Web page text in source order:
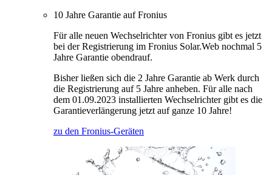
10 Jahre Garantie auf Fronius
Für alle neuen Wechselrichter von Fronius gibt es jetzt
bei der Registrierung im Fronius Solar.Web nochmal 5
Jahre Garantie obendrauf.
Bisher ließen sich die 2 Jahre Garantie ab Werk durch
die Registrierung auf 5 Jahre anheben. Für alle nach
dem 01.09.2023 installierten Wechselrichter gibt es die
Garantieverlängerung jetzt auf ganze 10 Jahre!
zu den Fronius-Geräten